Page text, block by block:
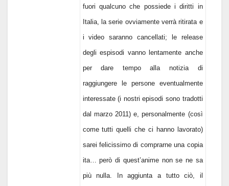
fuori qualcuno che possiede i diritti in
Italia, la serie ovviamente verrà ritirata e
i video saranno cancellati; le release
degli espisodi vanno lentamente anche
per dare tempo alla notizia di
raggiungere le persone eventualmente
interessate (i nostri episodi sono tradotti
dal marzo 2011) e, personalmente (così
come tutti quelli che ci hanno lavorato)
sarei felicissimo di comprarne una copia
ita… però di quest’anime non se ne sa
più nulla. In aggiunta a tutto ciò, il